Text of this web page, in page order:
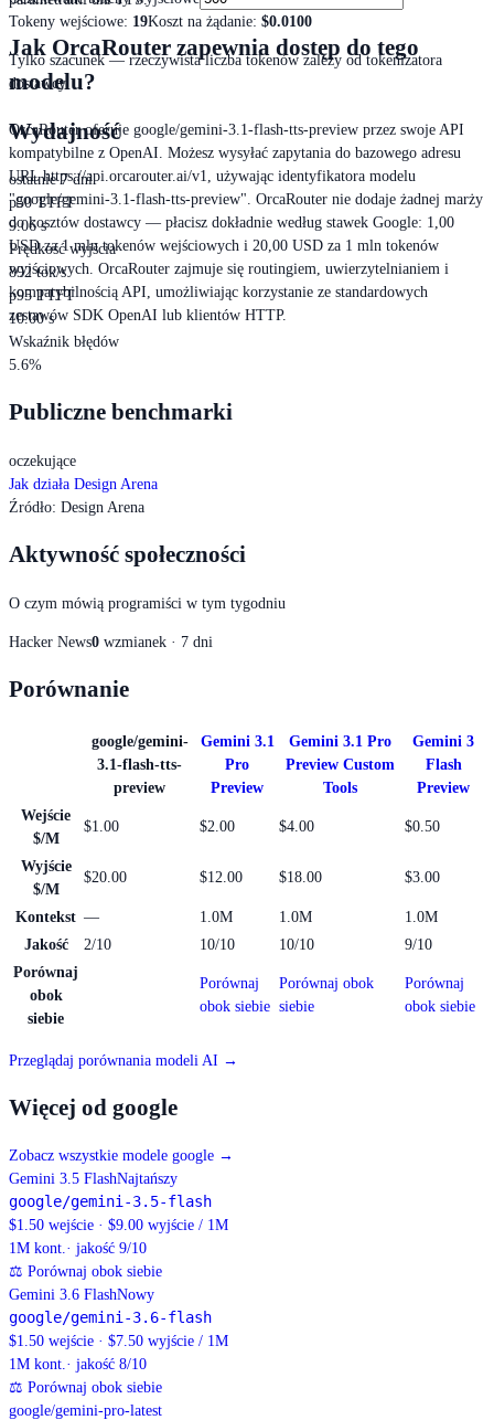
Jak OrcaRouter zapewnia dostęp do tego
modelu?
OrcaRouter oferuje google/gemini-3.1-flash-tts-preview przez swoje API
kompatybilne z OpenAI. Możesz wysyłać zapytania do bazowego adresu
URL https://api.orcarouter.ai/v1, używając identyfikatora modelu
"google/gemini-3.1-flash-tts-preview". OrcaRouter nie dodaje żadnej marży
do kosztów dostawcy — płacisz dokładnie według stawek Google: 1,00
USD za 1 mln tokenów wejściowych i 20,00 USD za 1 mln tokenów
wyjściowych. OrcaRouter zajmuje się routingiem, uwierzytelnianiem i
kompatybilnością API, umożliwiając korzystanie ze standardowych
zestawów SDK OpenAI lub klientów HTTP.
Tokeny wejściowe: 19Koszt na żądanie: $0.0100
Tylko szacunek — rzeczywista liczba tokenów zależy od tokenizatora
dostawcy.
Wydajność
ostatnie 7 dni
p50 TTFT
9.06 s
Prędkość wyjścia
892 tok/s
p95 TTFT
10.00 s
Wskaźnik błędów
5.6%
Publiczne benchmarki
oczekujące
Jak działa Design Arena
Źródło: Design Arena
Aktywność społeczności
O czym mówią programiści w tym tygodniu
Hacker News0 wzmianek · 7 dni
Porównanie
google/gemini-
3.1-flash-tts-
preview
Gemini 3.1
Pro
Preview
Gemini 3.1 Pro
Preview Custom
Tools
Gemini 3
Flash
Preview
Wejście
$/M
$1.00 $2.00 $4.00 $0.50
Wyjście
$/M
$20.00 $12.00 $18.00 $3.00
Kontekst — 1.0M 1.0M
1.0M
Jakość
2/10 10/10 10/10
9/10
Porównaj
obok
siebie
Porównaj
obok siebie
Porównaj obok
siebie
Porównaj
obok siebie
Przeglądaj porównania modeli AI →
Więcej od google
Zobacz wszystkie modele google →
Gemini 3.5 FlashNajtańszy
google/gemini-3.5-flash
$1.50 wejście · $9.00 wyjście / 1M
1M kont.· jakość 9/10
⚖ Porównaj obok siebie
Gemini 3.6 FlashNowy
google/gemini-3.6-flash
$1.50 wejście · $7.50 wyjście / 1M
1M kont.· jakość 8/10
⚖ Porównaj obok siebie
google/gemini-pro-latest